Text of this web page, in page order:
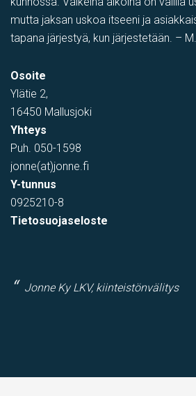
mutta jaksan uskoa itseeni ja
tapana järjestyä, kun järjestetään. –
Osoite
Ylätie 2,
16450 Mallusjoki
Yhteys
Puh. 050-1598
jonne(at)jonne.fi
Y-tunnus
0925210-8
Tietosuojaseloste
Jonne Ky LKV, kiinteistönvälitys